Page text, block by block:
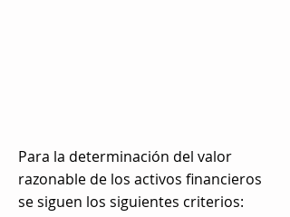
Para la determinación del valor
razonable de los activos financieros
se siguen los siguientes criterios: